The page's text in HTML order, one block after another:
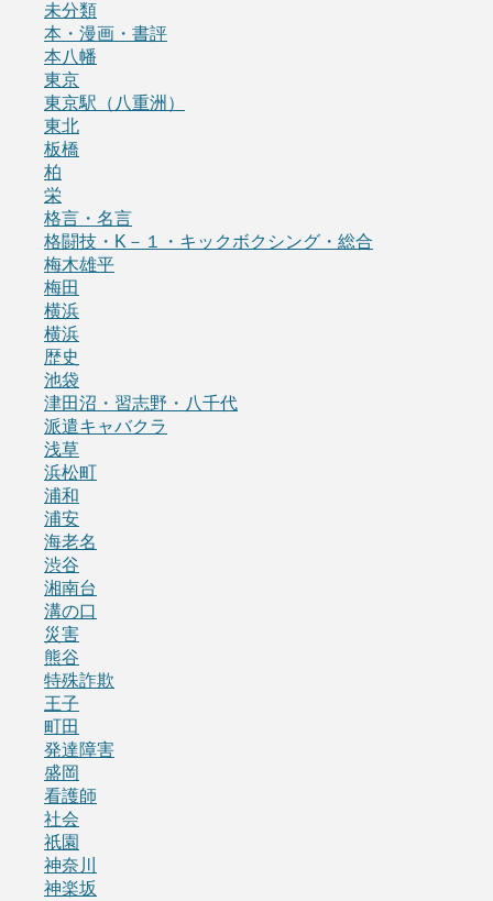
未分類
本・漫画・書評
本八幡
東京
東京駅（八重洲）
東北
板橋
柏
栄
格言・名言
格闘技・K－１・キックボクシング・総合
梅木雄平
梅田
横浜
横浜
歴史
池袋
津田沼・習志野・八千代
派遣キャバクラ
浅草
浜松町
浦和
浦安
海老名
渋谷
湘南台
溝の口
災害
熊谷
特殊詐欺
王子
町田
発達障害
盛岡
看護師
社会
祇園
神奈川
神楽坂